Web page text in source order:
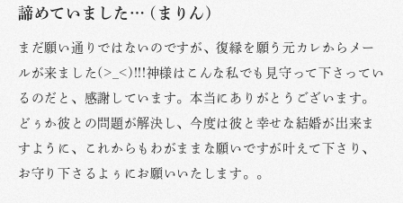
諦めていました… (まりん)
まだ願い通りではないのですが、復縁を願う元カレからメー
ルが来ました(>_<)!!!神様はこんな私でも見守って下さってい
るのだと、感謝しています。本当にありがとうございます。
どぅか彼との問題が解決し、今度は彼と幸せな結婚が出来ま
すように、これからもわがままな願いですが叶えて下さり、
お守り下さるよぅにお願いいたします。。